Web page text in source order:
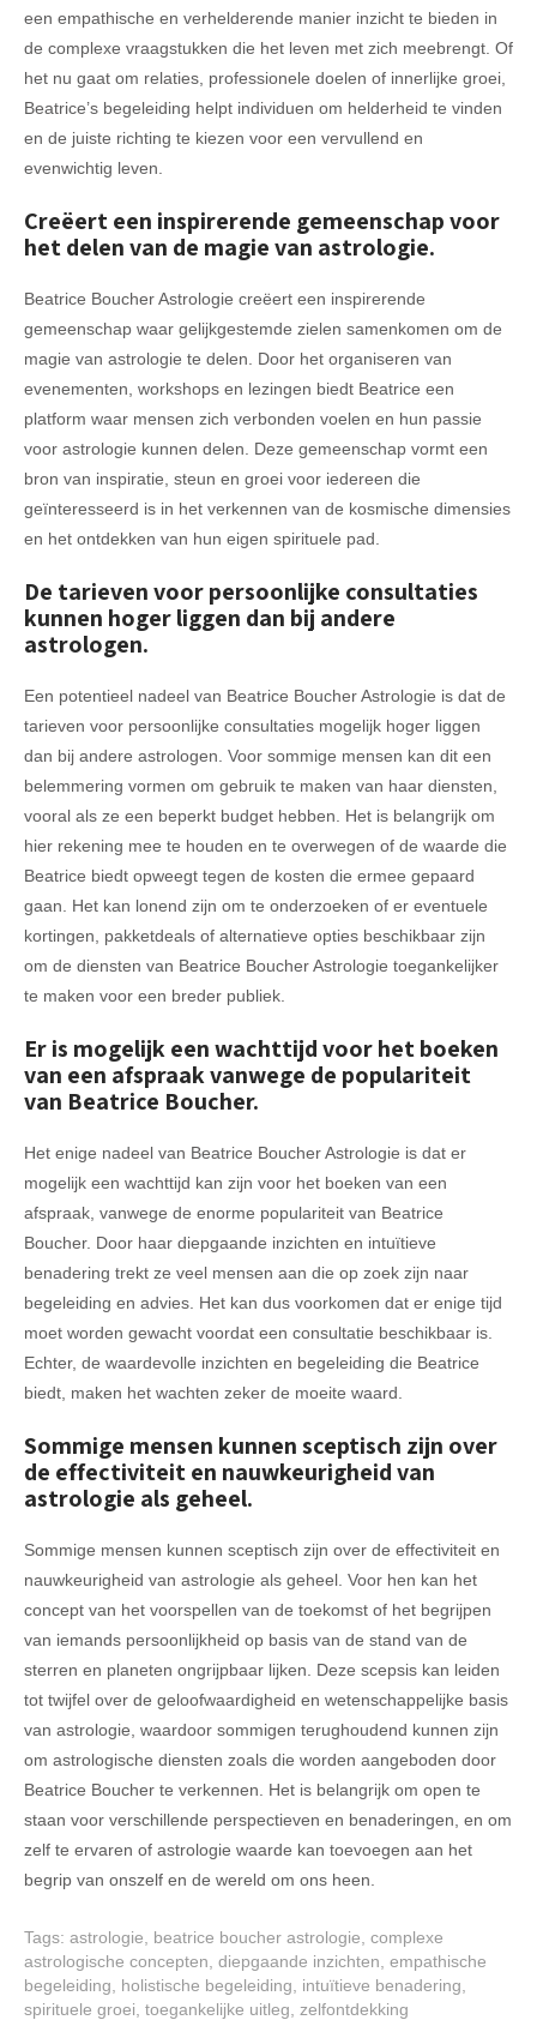
een empathische en verhelderende manier inzicht te bieden in
de complexe vraagstukken die het leven met zich meebrengt. Of
het nu gaat om relaties, professionele doelen of innerlijke groei,
Beatrice’s begeleiding helpt individuen om helderheid te vinden
en de juiste richting te kiezen voor een vervullend en
evenwichtig leven.
Creëert een inspirerende gemeenschap voor
het delen van de magie van astrologie.
Beatrice Boucher Astrologie creëert een inspirerende
gemeenschap waar gelijkgestemde zielen samenkomen om de
magie van astrologie te delen. Door het organiseren van
evenementen, workshops en lezingen biedt Beatrice een
platform waar mensen zich verbonden voelen en hun passie
voor astrologie kunnen delen. Deze gemeenschap vormt een
bron van inspiratie, steun en groei voor iedereen die
geïnteresseerd is in het verkennen van de kosmische dimensies
en het ontdekken van hun eigen spirituele pad.
De tarieven voor persoonlijke consultaties
kunnen hoger liggen dan bij andere
astrologen.
Een potentieel nadeel van Beatrice Boucher Astrologie is dat de
tarieven voor persoonlijke consultaties mogelijk hoger liggen
dan bij andere astrologen. Voor sommige mensen kan dit een
belemmering vormen om gebruik te maken van haar diensten,
vooral als ze een beperkt budget hebben. Het is belangrijk om
hier rekening mee te houden en te overwegen of de waarde die
Beatrice biedt opweegt tegen de kosten die ermee gepaard
gaan. Het kan lonend zijn om te onderzoeken of er eventuele
kortingen, pakketdeals of alternatieve opties beschikbaar zijn
om de diensten van Beatrice Boucher Astrologie toegankelijker
te maken voor een breder publiek.
Er is mogelijk een wachttijd voor het boeken
van een afspraak vanwege de populariteit
van Beatrice Boucher.
Het enige nadeel van Beatrice Boucher Astrologie is dat er
mogelijk een wachttijd kan zijn voor het boeken van een
afspraak, vanwege de enorme populariteit van Beatrice
Boucher. Door haar diepgaande inzichten en intuïtieve
benadering trekt ze veel mensen aan die op zoek zijn naar
begeleiding en advies. Het kan dus voorkomen dat er enige tijd
moet worden gewacht voordat een consultatie beschikbaar is.
Echter, de waardevolle inzichten en begeleiding die Beatrice
biedt, maken het wachten zeker de moeite waard.
Sommige mensen kunnen sceptisch zijn over
de effectiviteit en nauwkeurigheid van
astrologie als geheel.
Sommige mensen kunnen sceptisch zijn over de effectiviteit en
nauwkeurigheid van astrologie als geheel. Voor hen kan het
concept van het voorspellen van de toekomst of het begrijpen
van iemands persoonlijkheid op basis van de stand van de
sterren en planeten ongrijpbaar lijken. Deze scepsis kan leiden
tot twijfel over de geloofwaardigheid en wetenschappelijke basis
van astrologie, waardoor sommigen terughoudend kunnen zijn
om astrologische diensten zoals die worden aangeboden door
Beatrice Boucher te verkennen. Het is belangrijk om open te
staan voor verschillende perspectieven en benaderingen, en om
zelf te ervaren of astrologie waarde kan toevoegen aan het
begrip van onszelf en de wereld om ons heen.
Tags: astrologie beatrice boucher astrologie complexe
astrologische concepten diepgaande inzichten empathische
begeleiding
holistische begeleiding intuïtieve benadering
spirituele groei toegankelijke uitleg zelfontdekking